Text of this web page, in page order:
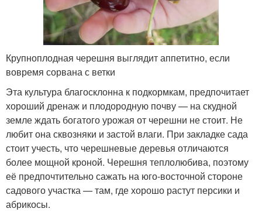
Крупноплодная черешня выглядит аппетитно, если
вовремя сорвана с ветки
Эта культура благосклонна к подкормкам, предпочитает
хороший дренаж и плодородную почву — на скудной
земле ждать богатого урожая от черешни не стоит. Не
любит она сквозняки и застой влаги. При закладке сада
стоит учесть, что черешневые деревья отличаются
более мощной кроной. Черешня теплолюбива, поэтому
её предпочтительно сажать на юго-восточной стороне
садового участка — там, где хорошо растут персики и
абрикосы.